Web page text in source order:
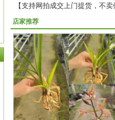
【支持网拍成交上门提货，不
店家推荐